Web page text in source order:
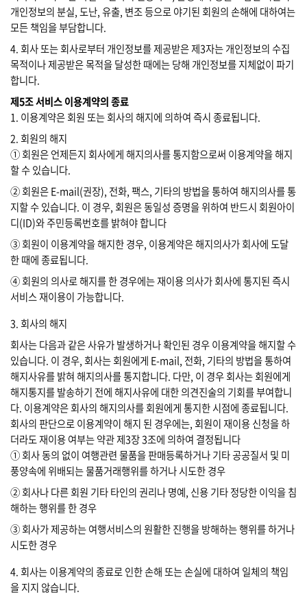
개인정보의 분실, 도난, 유출, 변조 등으로 야기된 회원의 손해에 대하여는
모든 책임을 부담합니다.
4. 회사 또는 회사로부터 개인정보를 제공받은 제3자는 개인정보의 수집
목적이나 제공받은 목적을 달성한 때에는 당해 개인정보를 지체없이 파기
합니다.
제5조 서비스 이용계약의 종료
1. 이용계약은 회원 또는 회사의 해지에 의하여 즉시 종료됩니다.
2. 회원의 해지
① 회원은 언제든지 회사에게 해지의사를 통지함으로써 이용계약을 해지
할 수 있습니다.
② 회원은 E-mail(권장), 전화, 팩스, 기타의 방법을 통하여 해지의사를 통
지할 수 있습니다. 이 경우, 회원은 동일성 증명을 위하여 반드시 회원아이
디(ID)와 주민등록번호를 밝혀야 합니다
③ 회원이 이용계약을 해지한 경우, 이용계약은 해지의사가 회사에 도달
한 때에 종료됩니다.
④ 회원의 의사로 해지를 한 경우에는 재이용 의사가 회사에 통지된 즉시
서비스 재이용이 가능합니다.
3. 회사의 해지
회사는 다음과 같은 사유가 발생하거나 확인된 경우 이용계약을 해지할 수
있습니다. 이 경우, 회사는 회원에게 E-mail, 전화, 기타의 방법을 통하여
해지사유를 밝혀 해지의사를 통지합니다. 다만, 이 경우 회사는 회원에게
해지통지를 발송하기 전에 해지사유에 대한 의견진술의 기회를 부여합니
다. 이용계약은 회사의 해지의사를 회원에게 통지한 시점에 종료됩니다.
회사의 판단으로 이용계약이 해지 된 경우에는, 회원이 재이용 신청을 하
더라도 재이용 여부는 약관 제3장 3조에 의하여 결정됩니다
① 회사 동의 없이 여행관련 물품을 판매등록하거나 기타 공공질서 및 미
풍양속에 위배되는 물품거래행위를 하거나 시도한 경우
② 회사나 다른 회원 기타 타인의 권리나 명예, 신용 기타 정당한 이익을 침
해하는 행위를 한 경우
③ 회사가 제공하는 여행서비스의 원활한 진행을 방해하는 행위를 하거나
시도한 경우
4. 회사는 이용계약의 종료로 인한 손해 또는 손실에 대하여 일체의 책임
을 지지 않습니다.